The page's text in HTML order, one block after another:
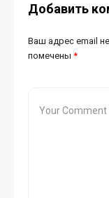
Добавить
Ваш адрес email
помечены *